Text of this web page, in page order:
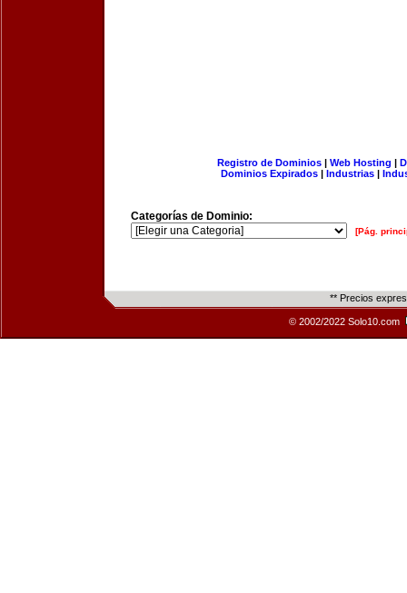
Registro de Dominios| Web Hosting |
Dominios Expirados | Industrias |
Categorías de Dominio:
[Pág.
** Precios
© 2002/2022 Solo10.com